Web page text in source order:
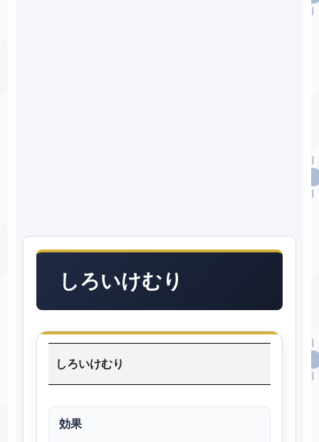
しろいけむり
しろいけむり
効果